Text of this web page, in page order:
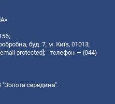
буд. 7, м. Київ, 01013;
[email protected] ; - телефон — (044)
"Золота середина".